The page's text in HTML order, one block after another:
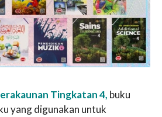
Tingkatan 4, buku
yang digunakan untuk